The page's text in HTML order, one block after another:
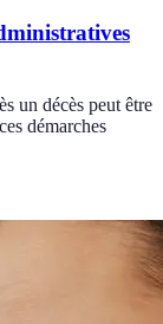
un décès peut être
démarches